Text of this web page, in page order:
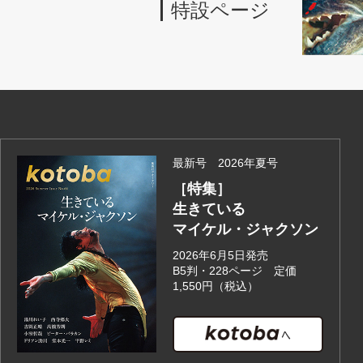
特設ページ
最新号 2026年夏号
［特集］
生きている
マイケル・ジャクソン
2026年6月5日発売
B5判・228ページ 定価
1,550円（税込）